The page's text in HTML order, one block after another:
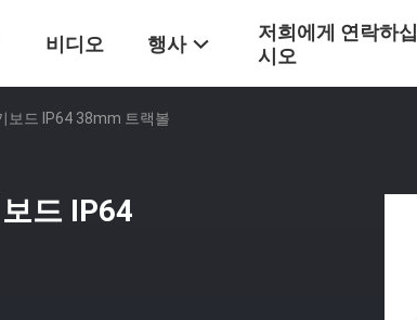
비디오 행사
저희에게 연락하십
시오
보드 IP64 38mm 트랙볼
드 IP64